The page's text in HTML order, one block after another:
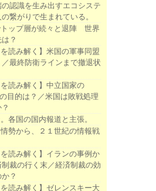
認識を生み出すエコシステ
繋がりで生まれている。
ップ層が続々と退陣 世界
？
を読み解く】米国の軍事同盟
最終防衛ラインまで撤退状
を読み解く】中立国家の
目的は？／米国は敗戦処理
各国の国内報道と主張。
勢から、２１世紀の情報戦
を読み解く】イランの事例か
制裁の行く末／経済制裁の効
？
を読み解く】ゼレンスキー大